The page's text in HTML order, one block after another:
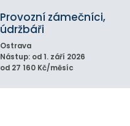
Provozní zámečníci,
údržbáři
Ostrava
Nástup: od 1. září 2026
od 27 160 Kč/měsíc